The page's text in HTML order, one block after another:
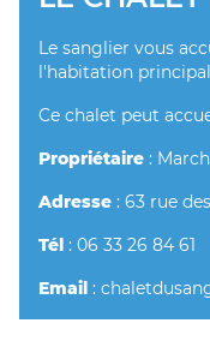
Le sanglier vous
l'habitation
Ce chalet peut
Propriétaire :
Adresse : 63 rue
Tél : 06 33 26 84 61
Email :